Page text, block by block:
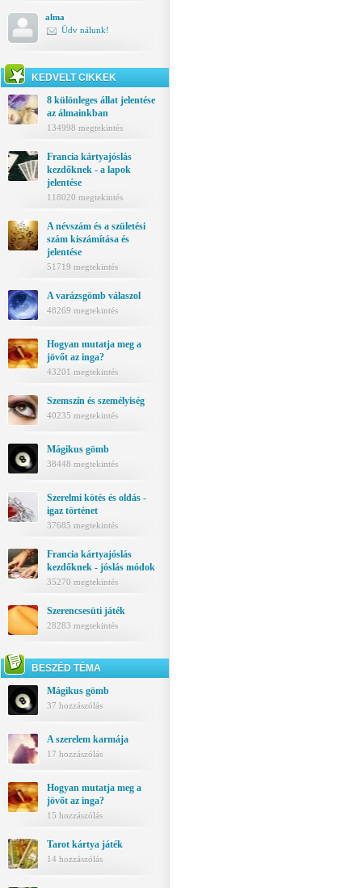
alma
Üdv nálunk!
KEDVELT CIKKEK
8 különleges állat jelentése
az álmainkban
134998 megtekintés
Francia kártyajóslás
kezdőknek - a lapok
jelentése
118020 megtekintés
A névszám és a születési
szám kiszámítása és
jelentése
51719 megtekintés
A varázsgömb válaszol
48269 megtekintés
Hogyan mutatja meg a
jövőt az inga?
43201 megtekintés
Szemszín és személyiség
40235 megtekintés
Mágikus gömb
38448 megtekintés
Szerelmi kötés és oldás -
igaz történet
37685 megtekintés
Francia kártyajóslás
kezdőknek - jóslás módok
35270 megtekintés
Szerencsesüti játék
28283 megtekintés
BESZÉD TÉMA
Mágikus gömb
37 hozzászólás
A szerelem karmája
17 hozzászólás
Hogyan mutatja meg a
jövőt az inga?
15 hozzászólás
Tarot kártya játék
14 hozzászólás